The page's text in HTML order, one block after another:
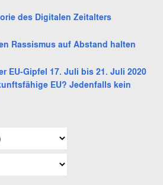
des Digitalen Zeitalters
Rassismus auf Abstand halten
EU-Gipfel 17. Juli bis 21. Juli 2020
EU? Jedenfalls kein